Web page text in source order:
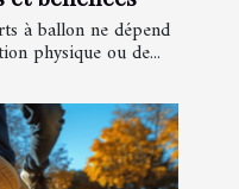
à ballon ne dépend
physique ou de...